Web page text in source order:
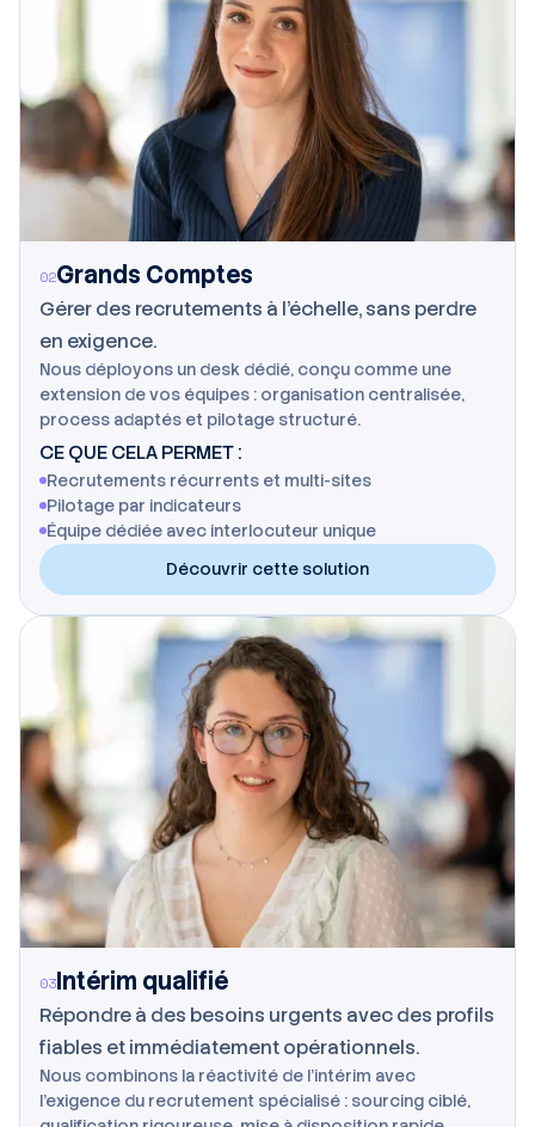
02Grands Comptes
Gérer des recrutements à l'échelle, sans perdre
en exigence.
Nous déployons un desk dédié, conçu comme une
extension de vos équipes : organisation centralisée,
process adaptés et pilotage structuré.
CE QUE CELA PERMET :
Recrutements récurrents et multi-sites
Pilotage par indicateurs
Équipe dédiée avec interlocuteur unique
Découvrir cette solution
03Intérim qualifié
Répondre à des besoins urgents avec des profils
fiables et immédiatement opérationnels.
Nous combinons la réactivité de l'intérim avec
l'exigence du recrutement spécialisé : sourcing ciblé,